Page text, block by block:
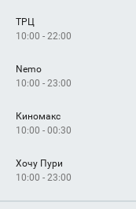
Как добраться
ТРЦ
10:00 - 22:00
Nemo
10:00 - 23:00
Киномакс
10:00 - 00:30
Хочу Пури
10:00 - 23:00